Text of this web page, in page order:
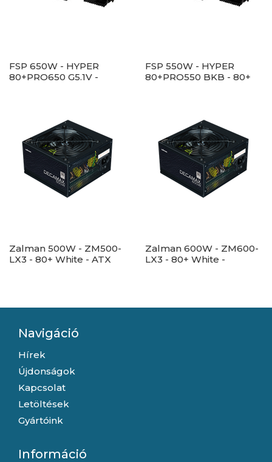
FSP 650W - HYPER
80+PRO650 G5.1V -
FSP 550W - HYPER
80+PRO550 BKB - 80+
Zalman 500W - ZM500-
LX3 - 80+ White - ATX
Zalman 600W - ZM600-
LX3 - 80+ White -
Navigáció
Hírek
Újdonságok
Kapcsolat
Letöltések
Gyártóink
Információ